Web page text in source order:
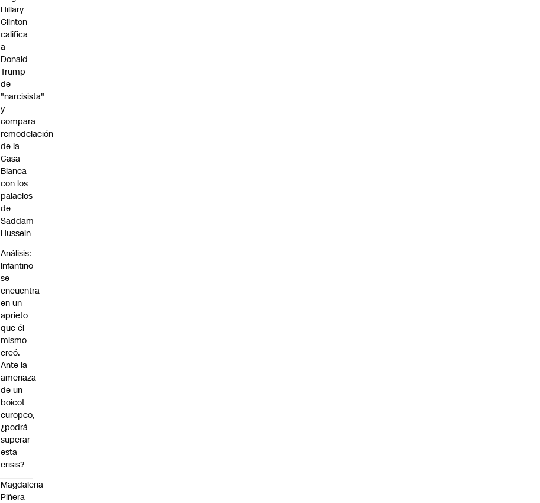
Hillary
Clinton
califica
a
Donald
Trump
de
"narcisista"
y
compara
remodelación
de la
Casa
Blanca
con los
palacios
de
Saddam
Hussein
Análisis:
Infantino
se
encuentra
en un
aprieto
que él
mismo
creó.
Ante la
amenaza
de un
boicot
europeo,
¿podrá
superar
esta
crisis?
Magdalena
Piñera